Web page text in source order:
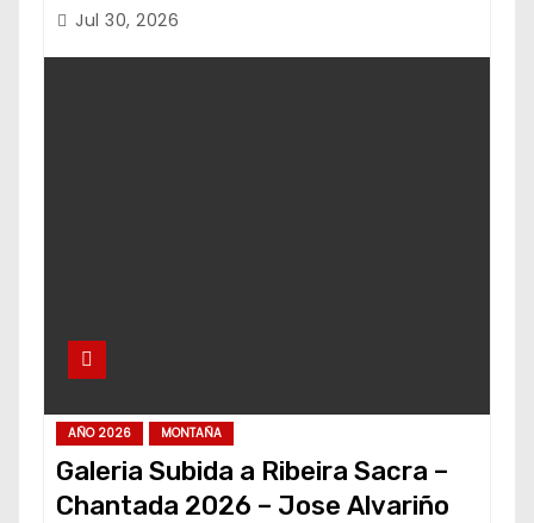
Jul 30, 2026
AÑO 2026 MONTAÑA
Galeria Subida a Ribeira Sacra –
Chantada 2026 – Jose Alvariño